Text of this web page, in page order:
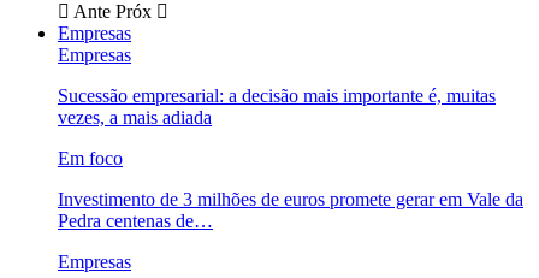
Ante Próx
Empresas
Empresas
Sucessão empresarial: a decisão mais importante é, muitas
vezes, a mais adiada
Em foco
Investimento de 3 milhões de euros promete gerar em Vale da
Pedra centenas de…
Empresas